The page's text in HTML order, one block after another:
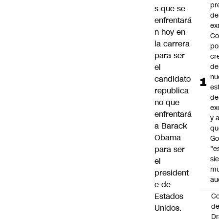
s que se
enfrentará
n hoy en
la carrera
para ser
el
candidato
republica
no que
enfrentará
a Barack
Obama
para ser
el
president
e de
Estados
Unidos.
de
y